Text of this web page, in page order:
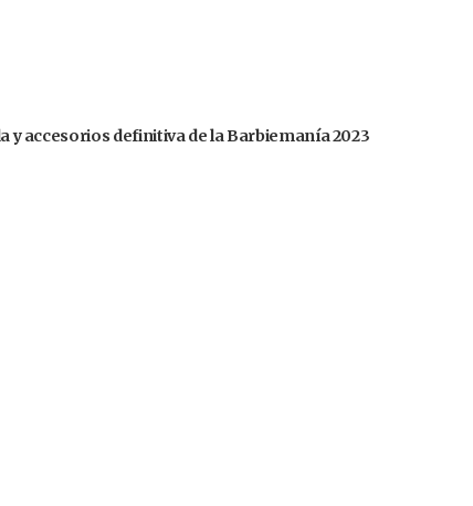
y accesorios definitiva de la Barbiemanía 2023